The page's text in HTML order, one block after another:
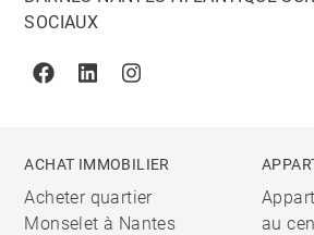
SOCIAUX
FacebookLinkedinInstagram
ACHAT IMMOBILIER
Acheter quartier
Monselet à Nantes
au